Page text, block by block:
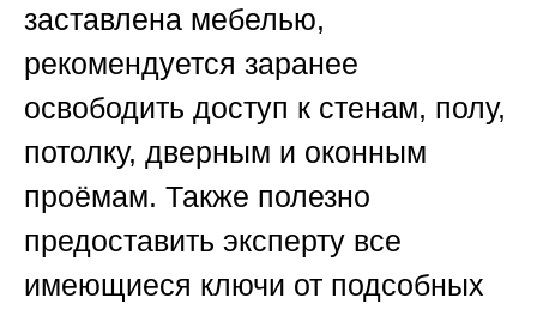
заставлена мебелью,
рекомендуется заранее
освободить доступ к стенам, полу,
потолку, дверным и оконным
проёмам. Также полезно
предоставить эксперту все
имеющиеся ключи от подсобных